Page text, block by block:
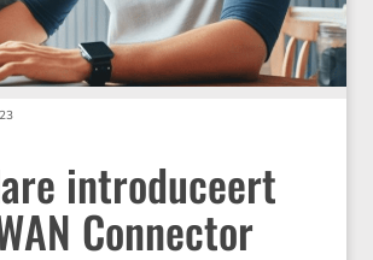
introduceert
Connector